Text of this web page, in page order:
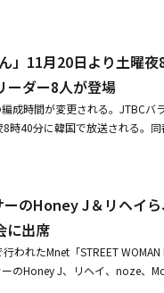
STREET DANCE GIRLS
加してくれた。昨今の10代の
WOMAN FIGHTER」のリー
。AIKIは出演した感想として「
』にも出演することがで
知らない10代の熾烈さを感じ
に出演することになってワク
だきたい」と語り、期待を高め
」の違いについて聞くと「
WOMAN FIGHTER』ではダ
FIGHTER』では、メンタ
ンチョイ、Gabee、noze、リ
、自他ともに認めるお兄さんの
スバトルを繰り広げ、笑いを誘
関節だけを動かすイ・スグン
WOMAN FIGHTER」のリーダ
であることを証明する。特に
機先を制し、ヒョジンチョイ
Honey Jはそれとは相反する
希望するパートナーが公開され
Jのための超特急スターが
イズ登場したスターの正体は
」11月20日より土曜
ーダー8人が登場
編成時間が変更される。JTBC
時40分に韓国で放送される。
合流したイ・ジンホまで、8人
ゲーム」「知ってる高校学園祭
韓国で放送される第307回には
リ・ジョン、モニカ、ヒョジ
の高いダンスと共にバラエテ
スの達人のタイトルをかけて、
ーのHoney J＆リヘイ
に出席
われたMnet「STREET WOMAN
のHoney J、リヘイ、noze、